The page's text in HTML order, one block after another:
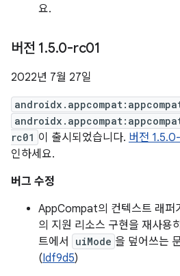
요.
버전 1.5.0-rc01
2022년 7월 27일
rc01 이 출시되었습니다. 버전
인하세요.
버그 수정
AppCompat의 컨텍스트 래퍼
의 지원 리소스 구현을 재사용
트에서
uiMode 을 덮어쓰는
(Idf9d5)